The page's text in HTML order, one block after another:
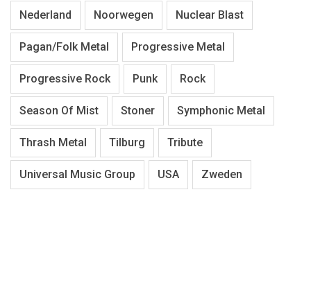
Nederland Noorwegen Nuclear Blast
Pagan/Folk Metal Progressive Metal
Progressive Rock Punk Rock
Season Of Mist Stoner Symphonic Metal
Thrash Metal Tilburg Tribute
Universal Music Group USA Zweden